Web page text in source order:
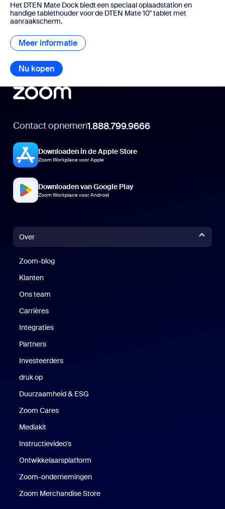
Het DTEN Mate Dock biedt een speciaal oplaadstation en
handige tablethouder voor de DTEN Mate 10" tablet met
aanraakscherm.
Meer informatie
Nu kopen
Contact opnemen1.888.799.9666
Downloaden in de Apple Store
Zoom Workplace voor Apple
Downloaden van Google Play
Zoom Workplace voor Android
Over
Zoom-blog
Klanten
Ons team
Carrières
Integraties
Partners
Investeerders
druk op
Duurzaamheid & ESG
Zoom Cares
Mediakit
Instructievideo's
Ontwikkelaarsplatform
Zoom-ondernemingen
Zoom Merchandise Store